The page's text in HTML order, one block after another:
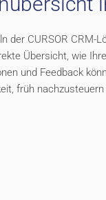
der CURSOR CRM-
Übersicht, wie
und Feedback
früh